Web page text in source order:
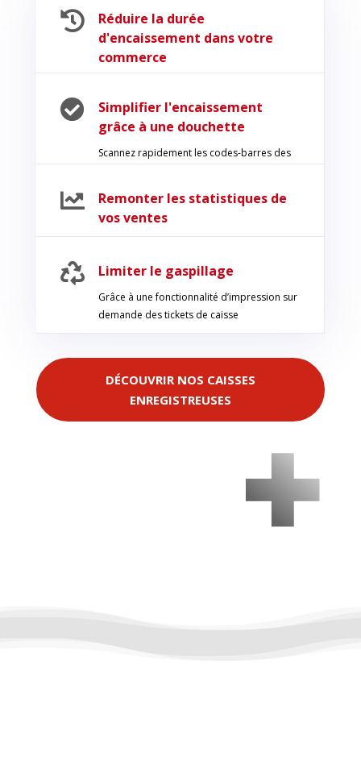

Réduire la durée
d'encaissement dans votre
commerce

Simplifier l'encaissement
grâce à une douchette
Scannez rapidement les codes-barres des

Remonter les statistiques de
vos ventes
 Limiter le gaspillage
Grâce à une fonctionnalité d’impression sur
demande des tickets de caisse
DÉCOUVRIR NOS CAISSES
ENREGISTREUSES